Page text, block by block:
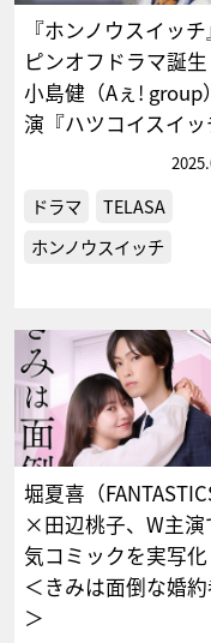
『ホンノウスイッ
ピンオフドラマ誕生
小島健（Aぇ! group
演『ハツコイスイッ
ドラマ
TELASA
ホンノウスイッチ
堀夏喜（
×田辺桃子、W主演
気コミックを実写化
＜きみは面倒な婚
＞